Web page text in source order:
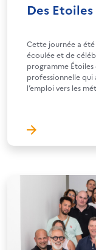
Des
Cette journée a été
écoulée et de
programme Étoiles
professionnelle qui
l’emploi vers les